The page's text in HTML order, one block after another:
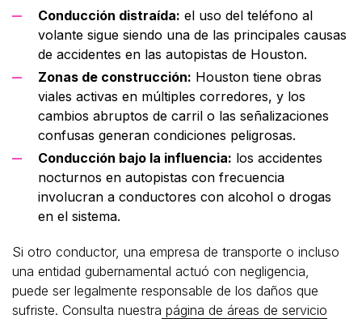
Conducción distraída: el uso del teléfono al
volante sigue siendo una de las principales causas
de accidentes en las autopistas de Houston.
Zonas de construcción: Houston tiene obras
viales activas en múltiples corredores, y los
cambios abruptos de carril o las señalizaciones
confusas generan condiciones peligrosas.
Conducción bajo la influencia: los accidentes
nocturnos en autopistas con frecuencia
involucran a conductores con alcohol o drogas
en el sistema.
Si otro conductor, una empresa de transporte o incluso
una entidad gubernamental actuó con negligencia,
puede ser legalmente responsable de los daños que
sufriste. Consulta nuestra página de áreas de servicio